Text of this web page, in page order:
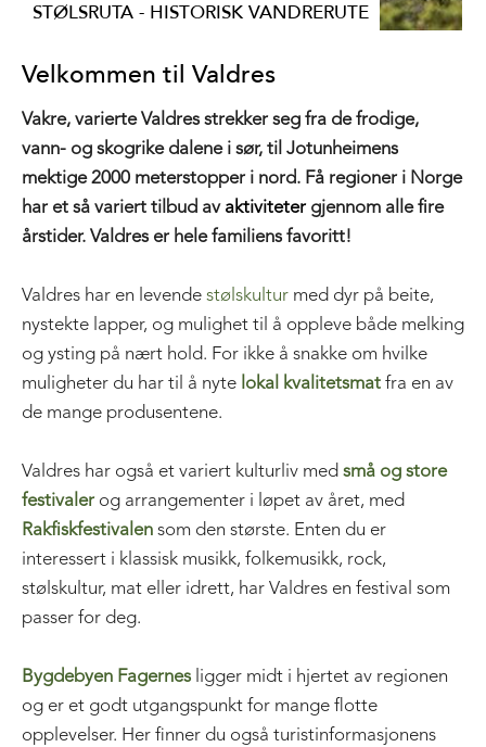
STØLSRUTA - HISTORISK VANDRERUTE
Velkommen til Valdres
Vakre, varierte Valdres strekker seg fra de frodige,
vann- og skogrike dalene i sør, til Jotunheimens
mektige 2000 meterstopper i nord. Få regioner i Norge
har et så variert tilbud av aktivitetergjennom alle fire
årstider. Valdres er hele familiens favoritt!
Valdres har en levende stølskultur med dyr på beite,
nystekte lapper, og mulighet til å oppleve både melking
og ysting på nært hold. For ikke å snakke om hvilke
muligheter du har til å nyte lokal kvalitetsmat fra en av
de mange produsentene.
Valdres har også et variert kulturliv med små og store
festivaler og arrangementer i løpet av året, med
Rakfiskfestivalen som den største. Enten du er
interessert i klassisk musikk, folkemusikk, rock,
stølskultur, mat eller idrett, har Valdres en festival som
passer for deg.
Bygdebyen Fagernes ligger midt i hjertet av regionen
og er et godt utgangspunkt for mange flotte
opplevelser. Her finner du også turistinformasjonens